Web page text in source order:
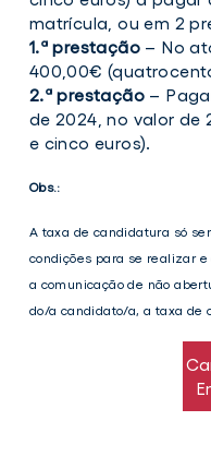
matrícula, ou em 2
1.ª prestação – No
400,00€
2.ª prestação –
de 2024, no valor de
e cinco euros).
Obs.:
A taxa de candidatura só
condições para se realizar
a comunicação de não
do/a candidato/a, a taxa de